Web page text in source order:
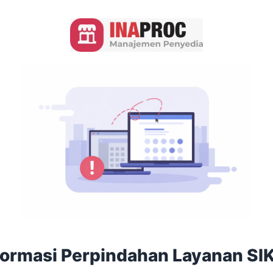
Perpindahan Layanan